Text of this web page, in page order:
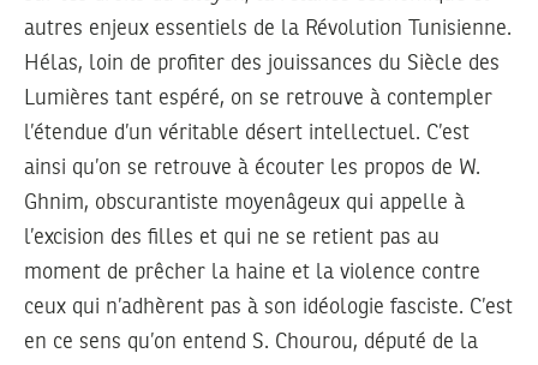
autres enjeux essentiels de la Révolution Tunisienne.
Hélas, loin de profiter des jouissances du Siècle des
Lumières tant espéré, on se retrouve à contempler
l’étendue d’un véritable désert intellectuel. C’est
ainsi qu’on se retrouve à écouter les propos de W.
Ghnim, obscurantiste moyenâgeux qui appelle à
l’excision des filles et qui ne se retient pas au
moment de prêcher la haine et la violence contre
ceux qui n’adhèrent pas à son idéologie fasciste. C’est
en ce sens qu’on entend S. Chourou, député de la